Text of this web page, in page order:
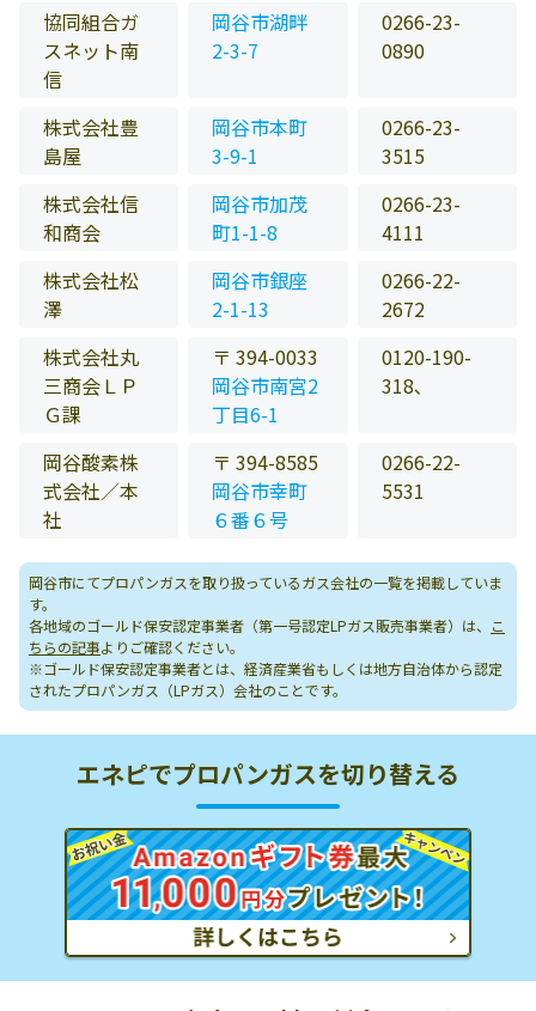
協同組合ガ
スネット南
信
岡谷市湖畔
2-3-7
0266-23-
0890
株式会社豊
島屋
岡谷市本町
3-9-1
0266-23-
3515
株式会社信
和商会
岡谷市加茂
町1-1-8
0266-23-
4111
株式会社松
澤
岡谷市銀座
2-1-13
0266-22-
2672
株式会社丸
三商会ＬＰ
Ｇ課
〒 394-0033
岡谷市南宮2
丁目6-1
0120-190-
318､
岡谷酸素株
式会社／本
社
〒 394-8585
岡谷市幸町
６番６号
0266-22-
5531
岡谷市にてプロパンガスを取り扱っているガス会社の一覧を掲載していま
す。
各地域のゴールド保安認定事業者（第一号認定LPガス販売事業者）は、
こ
ちらの記事よりご確認ください。
※ゴールド保安認定事業者とは、経済産業省もしくは地方自治体から認定
されたプロパンガス（LPガス）会社のことです。
エネピでプロパンガスを切り替える